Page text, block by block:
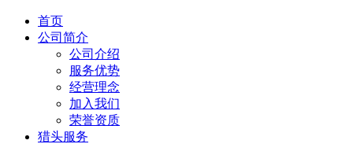
首页
公司简介
公司介绍
服务优势
经营理念
加入我们
荣誉资质
猎头服务